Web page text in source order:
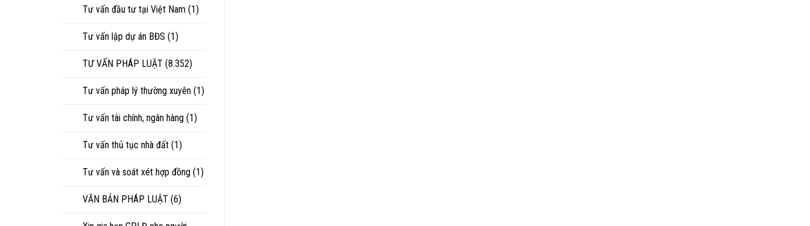
Tư vấn đầu tư tại Việt Nam (1)
Tư vấn lập dự án BĐS (1)
TƯ VẤN PHÁP LUẬT (8.352)
Tư vấn pháp lý thường xuyên (1)
Tư vấn tài chính, ngân hàng (1)
Tư vấn thủ tục nhà đất (1)
Tư vấn và soát xét hợp đồng (1)
VĂN BẢN PHÁP LUẬT (6)